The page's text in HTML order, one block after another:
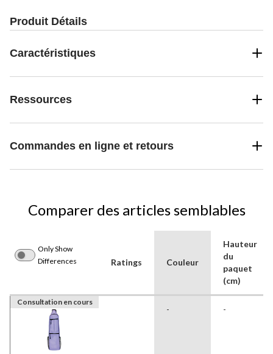
Produit Détails
Caractéristiques
Ressources
Commandes en ligne et retours
Comparer des articles semblables
Only Show
Differences
Ratings Couleur
Hauteur
du
paquet
(cm)
Consultation en cours
- -